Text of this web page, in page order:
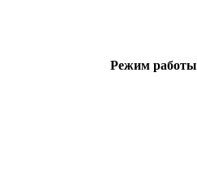
Режим работы